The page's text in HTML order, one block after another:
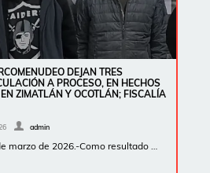
DEJAN TRES
A PROCESO, EN HECHOS
ZIMATLÁN Y OCOTLÁN; FISCALÍA
admin
marzo de 2026.-Como resultado …